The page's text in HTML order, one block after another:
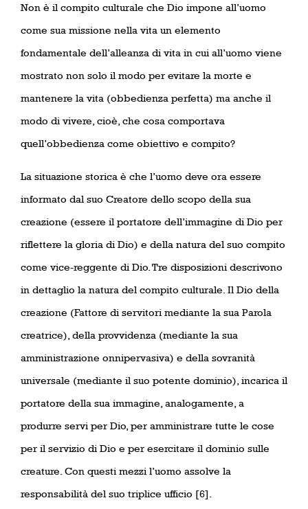
Non è il compito culturale che Dio impone all’uomo
come sua missione nella vita un elemento
fondamentale dell’alleanza di vita in cui all’uomo viene
mostrato non solo il modo per evitare la morte e
mantenere la vita (obbedienza perfetta) ma anche il
modo di vivere, cioè, che cosa comportava
quell’obbedienza come obiettivo e compito?
La situazione storica è che l’uomo deve ora essere
informato dal suo Creatore dello scopo della sua
creazione (essere il portatore dell’immagine di Dio per
riflettere la gloria di Dio) e della natura del suo compito
come vice-reggente di Dio. Tre disposizioni descrivono
in dettaglio la natura del compito culturale. Il Dio della
creazione (Fattore di servitori mediante la sua Parola
creatrice), della provvidenza (mediante la sua
amministrazione onnipervasiva) e della sovranità
universale (mediante il suo potente dominio), incarica il
portatore della sua immagine, analogamente, a
produrre servi per Dio, per amministrare tutte le cose
per il servizio di Dio e per esercitare il dominio sulle
creature. Con questi mezzi l’uomo assolve la
responsabilità del suo triplice ufficio [6].